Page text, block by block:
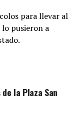
para llevar al
pusieron a
la Plaza San